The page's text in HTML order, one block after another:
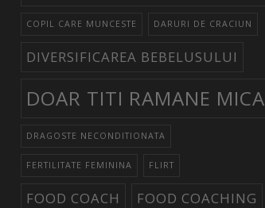
COPIL CARE MUNCESTE DARURI DE CRACIUN
DIVERSIFICAREA BEBELUSULUI
DOAR TITI RAMANE MICA
DRAGOSTE NECONDITIONATA
FERTILITATE FEMININA FLIRT
FOOD COACH
FOOD COACHING